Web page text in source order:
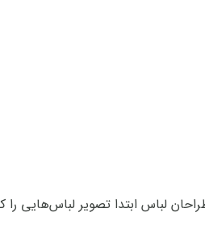
لباس ابتدا تصویر لباس‌هایی را